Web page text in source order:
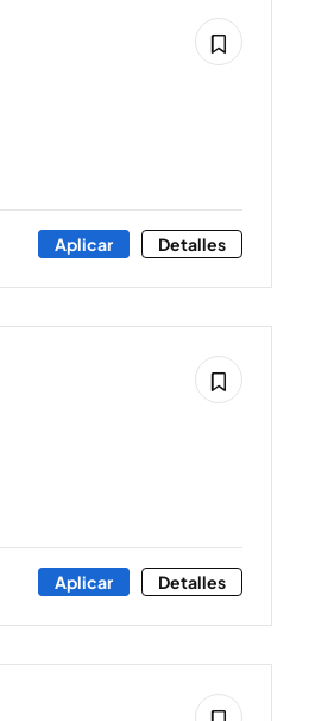
Aplicar Detalles
Aplicar Detalles